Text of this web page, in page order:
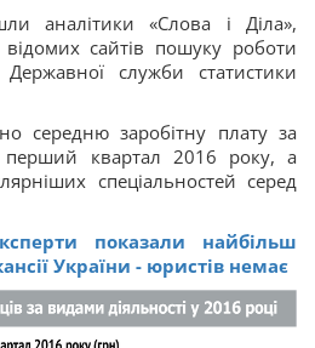
аналітики «Слова і Діла»,
сайтів пошуку роботи
служби статистики
середню заробітну плату за
перший квартал 2016 року, а
спеціальностей серед
показали найбільш
України - юристів немає